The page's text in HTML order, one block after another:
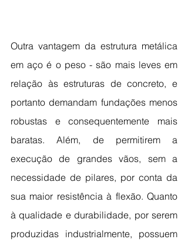
Outra vantagem da estrutura metálica
em aço é o peso - são mais leves em
relação às estruturas de concreto, e
portanto demandam fundações menos
robustas e consequentemente mais
baratas. Além, de permitirem a
execução de grandes vãos, sem a
necessidade de pilares, por conta da
sua maior resistência à flexão. Quanto
à qualidade e durabilidade, por serem
produzidas industrialmente, possuem